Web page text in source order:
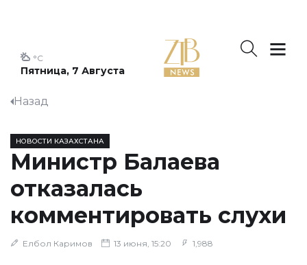
Пятница, 7 Августа
°C
Назад
НОВОСТИ КАЗАХСТАНА
Министр Балаева
отказалась
комментировать слухи
Елбол Каримов 13 июня, 15:20 1,988